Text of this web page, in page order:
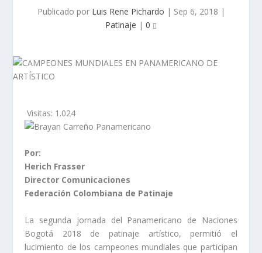
Publicado por Luis Rene Pichardo | Sep 6, 2018 |
Patinaje | 0
Visitas: 1.024
Por:
Herich Frasser
Director Comunicaciones
Federación Colombiana de Patinaje
La segunda jornada del Panamericano de Naciones
Bogotá 2018 de patinaje artístico, permitió el
lucimiento de los campeones mundiales que participan